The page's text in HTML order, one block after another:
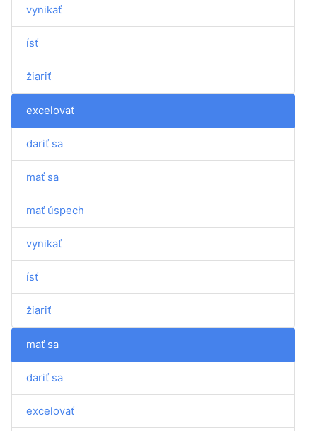
vynikať
ísť
žiariť
excelovať
dariť sa
mať sa
mať úspech
vynikať
ísť
žiariť
mať sa
dariť sa
excelovať